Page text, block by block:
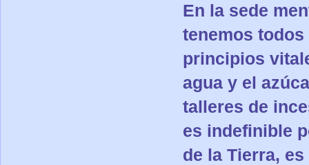
En la sede
tenemos
principios
agua y el
talleres de
es indefinible
de la Tierra,